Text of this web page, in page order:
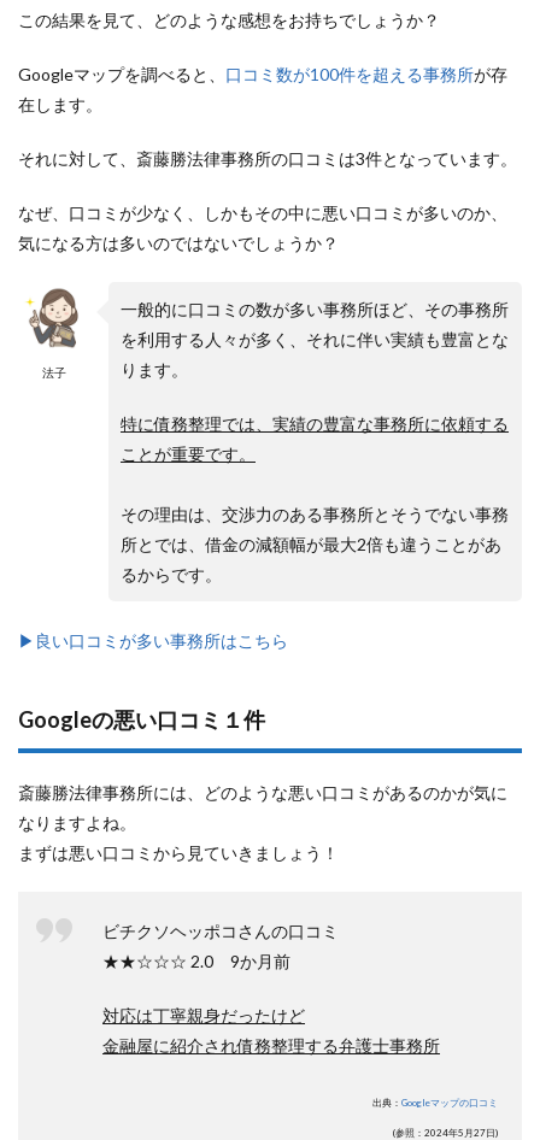
この結果を見て、どのような感想をお持ちでしょうか？
Googleマップを調べると、 口コミ数が100件を超える事務所が存
在します。
それに対して、斎藤勝法律事務所の口コミは3件となっています。
なぜ、口コミが少なく、しかもその中に悪い口コミが多いのか、
気になる方は多いのではないでしょうか？
法子
一般的に口コミの数が多い事務所ほど、その事務所
を利用する人々が多く、それに伴い実績も豊富とな
ります。
特に債務整理では、実績の豊富な事務所に依頼する
ことが重要です。
その理由は、交渉力のある事務所とそうでない事務
所とでは、借金の減額幅が最大2倍も違うことがあ
るからです。
▶︎良い口コミが多い事務所はこちら
Googleの悪い口コミ１件
斎藤勝法律事務所には、どのような悪い口コミがあるのかが気に
なりますよね。
まずは悪い口コミから見ていきましょう！
ビチクソヘッポコさんの口コミ
★★☆☆☆ 2.0 9か月前
対応は丁寧親身だったけど
金融屋に紹介され債務整理する弁護士事務所
出典： Googleマップの口コミ
(参照：2024年5月27日)